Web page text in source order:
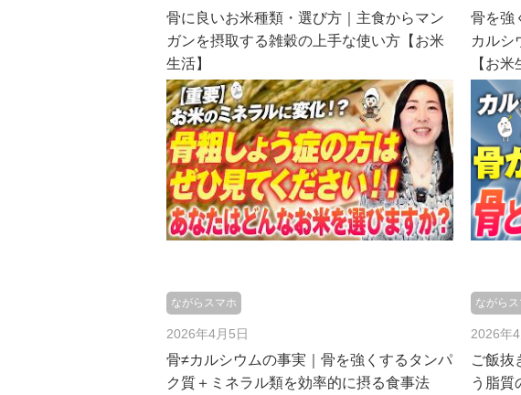
骨に良いお米種類・選び方｜主食からマン
ガンを摂取する雑穀の上手な使い方【お米
生活】
骨を強
カルシ
【お米
ながらスマホ
2026年4月5日
骨≠カルシウムの事実｜骨を強くするタンパ
ク質＋ミネラル類を効率的に摂る食事法
ながら
2026年
ご飯抜
う脂質